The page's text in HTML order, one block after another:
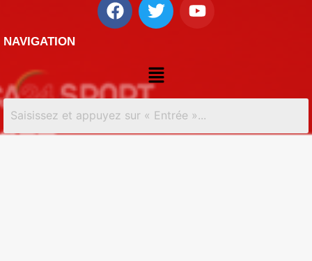
NAVIGATION